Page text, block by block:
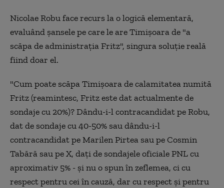
Nicolae Robu face recurs la o logică elementară,
evaluând şansele pe care le are Timişoara de "a
scăpa de administraţia Fritz", singura soluţie reală
fiind doar el.
"Cum poate scăpa Timişoara de calamitatea numită
Fritz (reamintesc, Fritz este dat actualmente de
sondaje cu 20%)? Dându-i-l contracandidat pe Robu,
dat de sondaje cu 40-50% sau dându-i-l
contracandidat pe Marilen Pirtea sau pe Cosmin
Tabără sau pe X, daţi de sondajele oficiale PNL cu
aproximativ 5% - şi nu o spun în zeflemea, ci cu
respect pentru cei în cauză, dar cu respect şi pentru